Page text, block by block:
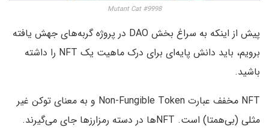
Mutant Cat #9998
پیش از اینکه به سراغ بخش DAO در پروژه گربه‌های جهش یافته
برویم، باید دانش پایه‌ای برای درک ماهیت یک NFT را داشته
باشید.
NFT مخفف عبارت Non-Fungible Token و به معنای توکن غیر
مثلی (بی‌همتا) است. NFT‌ها در دسته رمزارز‌ها جای می‌گیرند.